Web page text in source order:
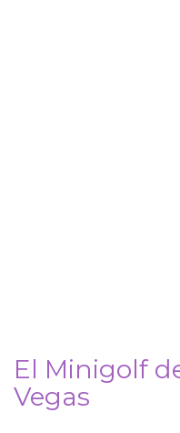
El Minigolf
Vegas